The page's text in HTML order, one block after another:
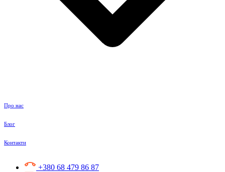
Про нас
Блог
Контакти
+380 68 479 86 87